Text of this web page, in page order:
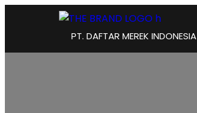
PT. DAFTAR MEREK INDONESIA